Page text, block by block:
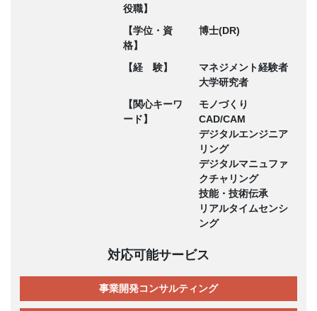
役職】
【学位・資
格】
博士(DR)
【経 験】
マネジメント経験者
大学研究者
【関心キーワ
ード】
モノづくり
CAD/CAM
デジタルエンジニア
リング
デジタルマニュファ
クチャリング
技能・技術伝承
リアルタイムセンシ
ング
対応可能サービス
事業開発コンサルティング